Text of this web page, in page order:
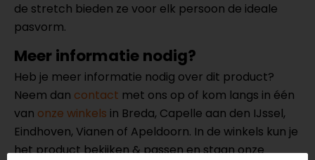
de stretch bieden ze voor elk persoon de ideale
pasvorm.
Meer informatie nodig?
Heb je meer informatie nodig over dit product?
Neem dan contact met ons op of kom langs in één
van onze winkels in Breda, Capelle aan den IJssel,
Eindhoven, Vianen of Apeldoorn. In de winkels kun je
het product bekijken & passen en staan onze